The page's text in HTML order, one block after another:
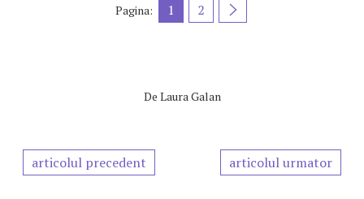
Pagina: 1 2
De Laura Galan
articolul precedent articolul urmator